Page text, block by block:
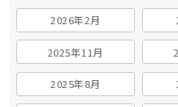
2026年2月
2025年11月
2025年8月